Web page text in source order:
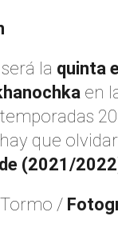
la quinta
en
que
(2021/
/